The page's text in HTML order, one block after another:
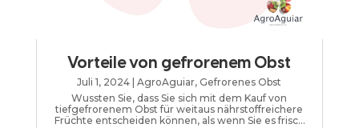
Vorteile von gefrorenem Obst
Juli 1, 2024 |AgroAguiar, Gefrorenes Obst
Wussten Sie, dass Sie sich mit dem Kauf von
tiefgefrorenem Obst für weitaus nährstoffreichere
Früchte entscheiden können, als wenn Sie es frisch